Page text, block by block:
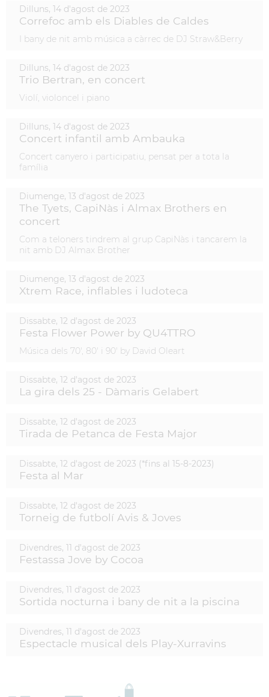
Dilluns, 14 d'agost de 2023
Correfoc amb els Diables de Caldes
I bany de nit amb música a càrrec de DJ Straw&Berry
Dilluns, 14 d'agost de 2023
Trio Bertran, en concert
Violí, violoncel i piano
Dilluns, 14 d'agost de 2023
Concert infantil amb Ambauka
Concert canyero i participatiu, pensat per a tota la
família
Diumenge, 13 d'agost de 2023
The Tyets, CapiNàs i Almax Brothers en
concert
Com a teloners tindrem al grup CapiNàs i tancarem la
nit amb DJ Almax Brother
Diumenge, 13 d'agost de 2023
Xtrem Race, inflables i ludoteca
Dissabte, 12 d'agost de 2023
Festa Flower Power by QU4TTRO
Música dels 70', 80' i 90' by David Oleart
Dissabte, 12 d'agost de 2023
La gira dels 25 - Dàmaris Gelabert
Dissabte, 12 d'agost de 2023
Tirada de Petanca de Festa Major
Dissabte, 12 d'agost de 2023 (*fins al 15-8-2023)
Festa al Mar
Dissabte, 12 d'agost de 2023
Torneig de futbolí Avis & Joves
Divendres, 11 d'agost de 2023
Festassa Jove by Cocoa
Divendres, 11 d'agost de 2023
Sortida nocturna i bany de nit a la piscina
Divendres, 11 d'agost de 2023
Espectacle musical dels Play-Xurravins